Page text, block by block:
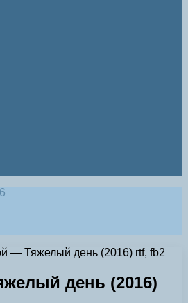
— Тяжелый день (2016) rtf, fb2
день (2016)